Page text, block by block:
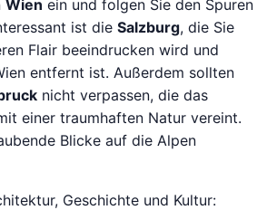
Wien ein und folgen Sie den Spuren
ist die Salzburg, die Sie
Flair beeindrucken wird und
entfernt ist. Außerdem sollten
nicht verpassen, die das
einer traumhaften Natur vereint.
Blicke auf die Alpen
Geschichte und Kultur: